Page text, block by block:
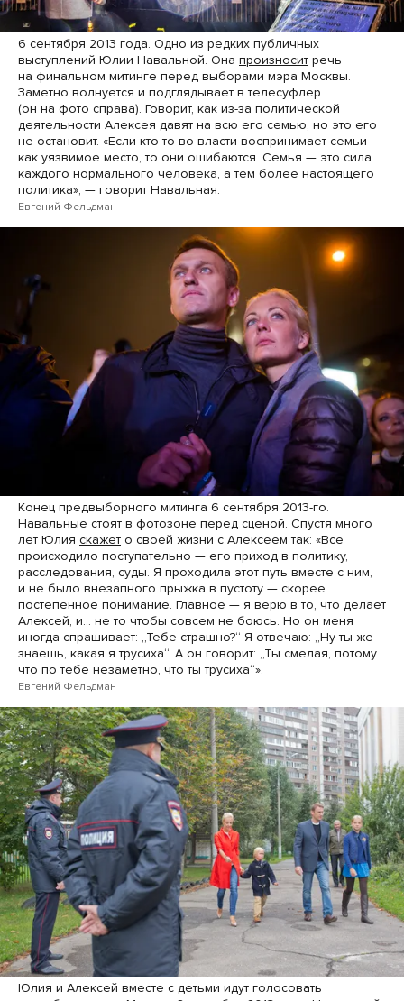
6 сентября 2013 года. Одно из редких публичных
выступлений Юлии Навальной. Она произносит речь
на финальном митинге перед выборами мэра Москвы.
Заметно волнуется и подглядывает в телесуфлер
(он на фото справа). Говорит, как из-за политической
деятельности Алексея давят на всю его семью, но это его
не остановит. «Если кто-то во власти воспринимает семьи
как уязвимое место, то они ошибаются. Семья — это сила
каждого нормального человека, а тем более настоящего
политика», — говорит Навальная.
Евгений Фельдман
Конец предвыборного митинга 6 сентября 2013-го.
Навальные стоят в фотозоне перед сценой. Спустя много
лет Юлия скажет о своей жизни с Алексеем так: «Все
происходило поступательно — его приход в политику,
расследования, суды. Я проходила этот путь вместе с ним,
и не было внезапного прыжка в пустоту — скорее
постепенное понимание. Главное — я верю в то, что делает
Алексей, и… не то чтобы совсем не боюсь. Но он меня
иногда спрашивает: „Тебе страшно?“ Я отвечаю: „Ну ты же
знаешь, какая я трусиха“. А он говорит: „Ты смелая, потому
что по тебе незаметно, что ты трусиха“».
Евгений Фельдман
Юлия и Алексей вместе с детьми идут голосовать